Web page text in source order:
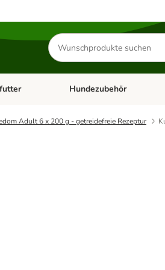
Produkte
suchen
Menü öffnen: Katzenzubehör
Kategorie-Menü öffnen:
Hundezubehör
Adult 6 x 200 g - getreidefreie Rezeptur